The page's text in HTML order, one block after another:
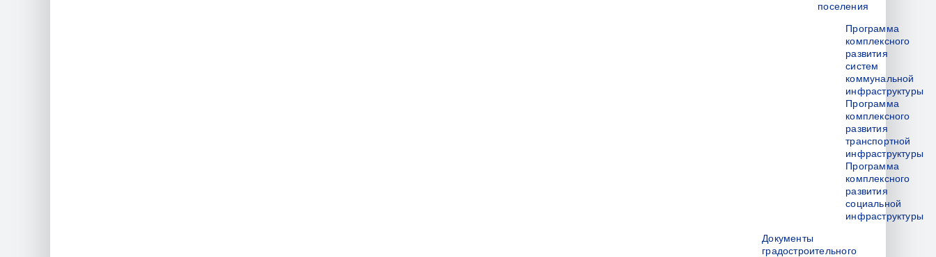
поселения
Программа
комплексного
развития
систем
коммунальной
инфраструктуры
Программа
комплексного
развития
транспортной
инфраструктуры
Программа
комплексного
развития
социальной
инфраструктуры
Документы
градостроительного